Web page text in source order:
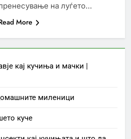
на луѓето…
More
кај кучиња и мачки |
миленици
куче